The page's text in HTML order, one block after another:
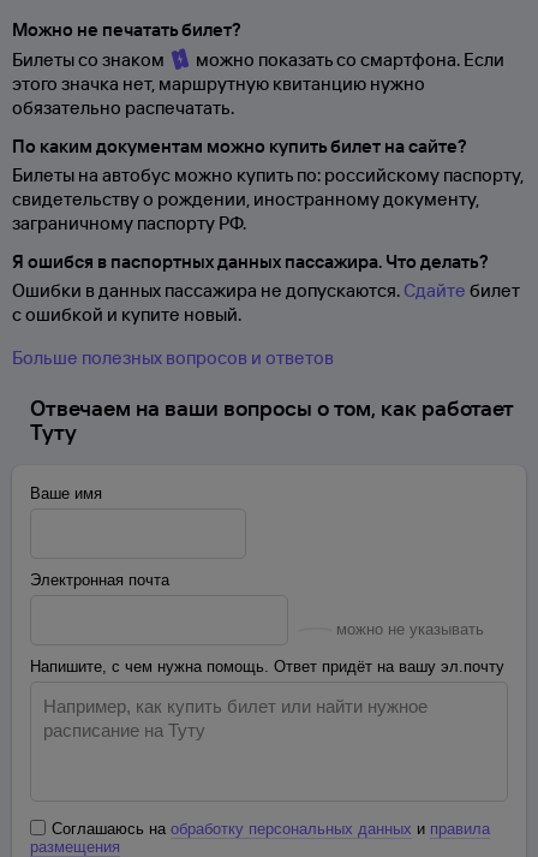
Можно не печатать билет?
Билеты со знаком
можно показать со смартфона. Если
этого значка нет, маршрутную квитанцию нужно
обязательно распечатать.
По каким документам можно купить билет на сайте?
Билеты на автобус можно купить по: российскому паспорту,
свидетельству о рождении, иностранному документу,
заграничному паспорту РФ.
Я ошибся в паспортных данных пассажира. Что делать?
Ошибки в данных пассажира не допускаются. Сдайте билет
с ошибкой и купите новый.
Больше полезных вопросов и ответов
Отвечаем на ваши вопросы о том, как работает
Туту
Ваше имя
Электронная почта
можно не указывать
Напишите, с чем нужна помощь. Ответ придёт на вашу эл.почту
Соглашаюсь на обработку персональных данных и правила
размещения